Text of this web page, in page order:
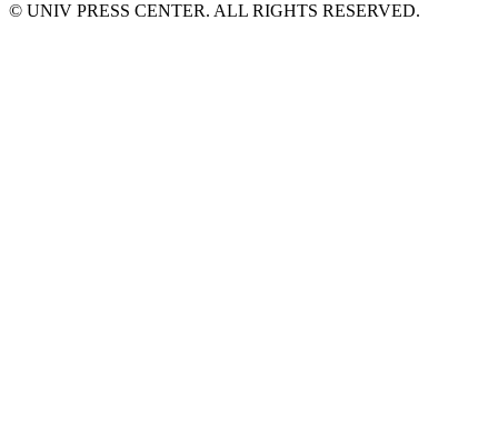
© UNIV PRESS CENTER. ALL RIGHTS RESERVED.